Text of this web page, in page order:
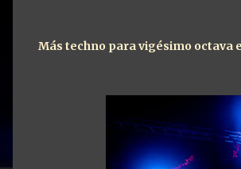
Más techno para vigésimo octava